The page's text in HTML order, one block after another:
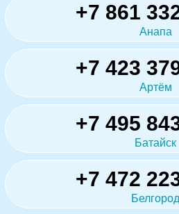
+7 861
Анапа
+7 423
Артём
+7 495
Батайск
+7 472
Белгород